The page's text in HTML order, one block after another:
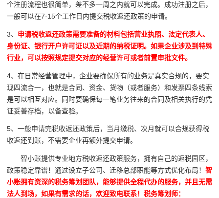
个注册流程也很简单，差不多一周之内就可以完成。成功注册之后，
一般可以在7-15个工作日内提交税收返还政策的申请。
3、 申请税收返还政策需要准备的材料包括营业执照、法定代表人、
身份证、银行开户许可证以及近期的纳税证明。如果企业涉及到特殊
行业，可以按照规定提交对应的经营许可或者前置审批文件。
4、在日常经营管理中，企业要确保所有的业务是真实合规的，要实
现四流合一，也就是合同、资金、货物（或者服务）和发票四条线索
是可以相互对应。同时要确保每一笔业务往来的合同及相关执行的凭
证妥善存档，以备查验。
5、一般申请完税收返还政策后，当月缴税、次月就可以合规获得税
收返还到账，不需要企业再额外提交申请。
智小账提供专业地方税收返还政策服务，拥有自己的返税园区，
政策稳定靠谱！通过设立子公司、迁移总部职能等方式优化布局！ 智
小账拥有资深的税务筹划团队，能够提供全程代办的服务，并且无需
法人到场，如果有需求的话，欢迎致电联系！税务筹划师：